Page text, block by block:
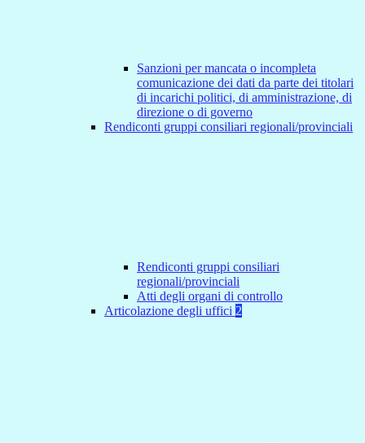
Sanzioni per mancata o incompleta
comunicazione dei dati da parte dei titolari
di incarichi politici, di amministrazione, di
direzione o di governo
Rendiconti gruppi consiliari regionali/provinciali
Rendiconti gruppi consiliari
regionali/provinciali
Atti degli organi di controllo
Articolazione degli uffici 2